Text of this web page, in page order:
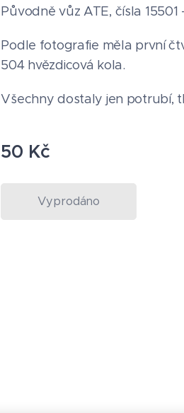
Původně vůz ATE, čísla 15501
Podle fotografie měla první
504 hvězdicová kola.
Všechny dostaly jen potrubí,
50 Kč
Vyprodáno